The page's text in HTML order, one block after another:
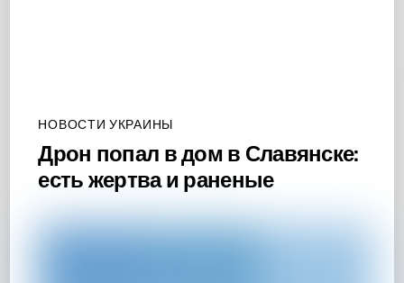
НОВОСТИ УКРАИНЫ
Дрон попал в дом в Славянске:
есть жертва и раненые